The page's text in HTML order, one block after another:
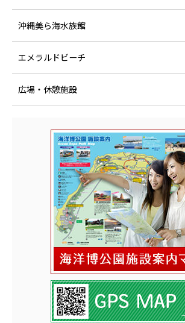
沖縄美ら海水族館
エメラルドビーチ
広場・休憩施設